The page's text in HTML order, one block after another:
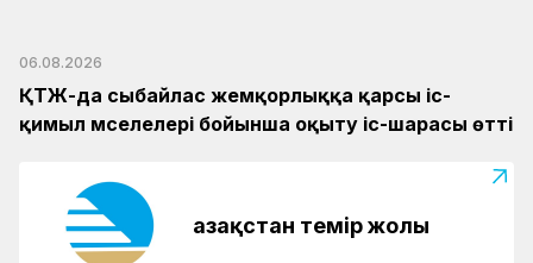
06.08.2026
ҚТЖ-да сыбайлас жемқорлыққа қарсы іс-
қимыл мәселелері бойынша оқыту іс-шарасы өтті
Қазақстан темір жолы